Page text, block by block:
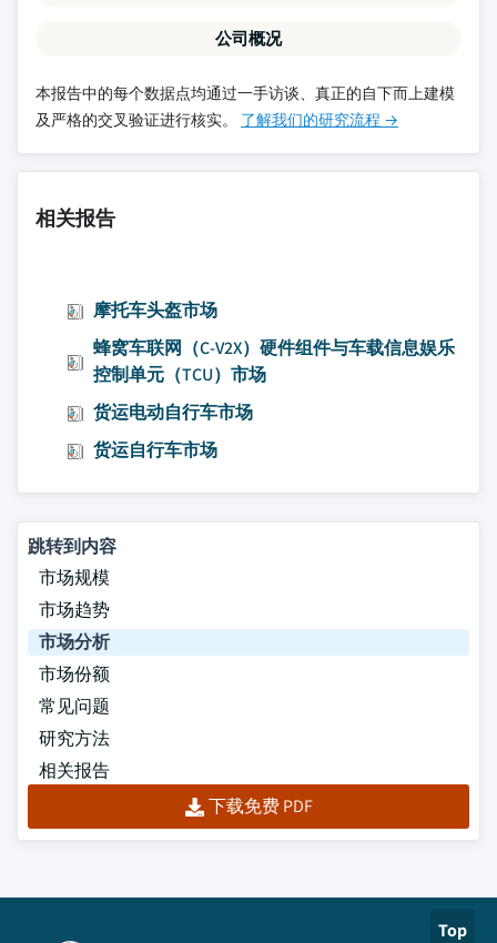
公司概况
本报告中的每个数据点均通过一手访谈、真正的自下而上建模
及严格的交叉验证进行核实。 了解我们的研究流程 →
相关报告
摩托车头盔市场
蜂窝车联网（C-V2X）硬件组件与车载信息娱乐
控制单元（TCU）市场
货运电动自行车市场
货运自行车市场
跳转到内容
市场规模
市场趋势
市场分析
市场份额
常见问题
研究方法
相关报告
下载免费 PDF
Top